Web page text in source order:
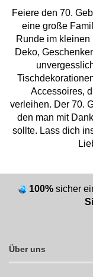
Feiere den 70.
eine große
Runde im
Deko,
Accessoires,
verleihen. Der 70.
den man mit
sollte. Lass dich
100% sicher
Über uns